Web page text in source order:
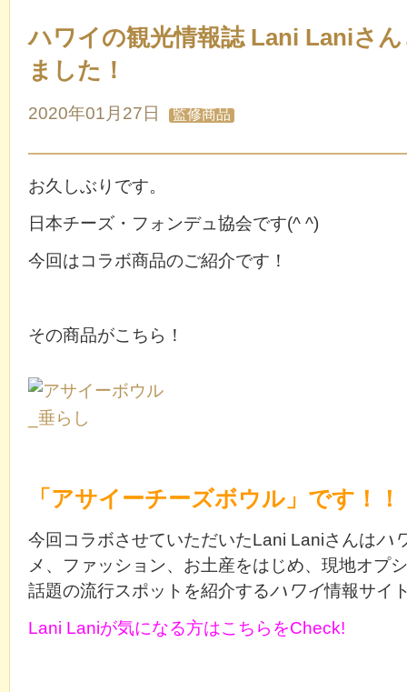
ハワイの観光情報誌 Lani Laniさ
ました！
2020年01月27日 監修商品
お久しぶりです。
日本チーズ・フォンデュ協会です(^ ^)
今回はコラボ商品のご紹介です！
その商品がこちら！
「アサイーチーズボウル」です！！
今回コラボさせていただいたLani Laniさんはハ
メ、 ファッション、お土産をはじめ、現地オプ
話題の流行スポットを紹介するハワイ情報サイ
Lani Laniが気になる方はこちらをCheck!